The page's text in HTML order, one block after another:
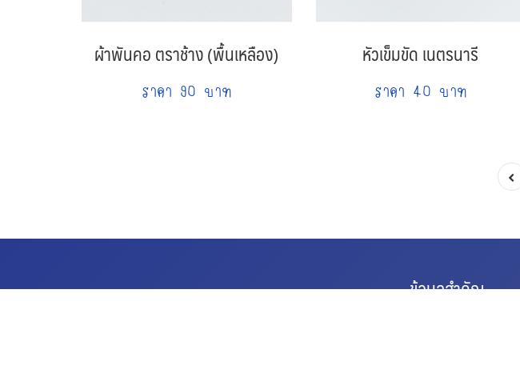
ผ้าพันคอ ตราช้าง (พื้นเหลือง)
ราคา 90 บาท
หัวเข็มขัด เนตรนารี
ราคา 40 บาท
ข้อมูลสำคัญ